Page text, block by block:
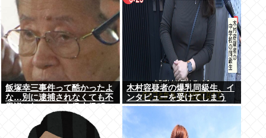
飯塚幸三事件って酷かったよ
な…別に逮捕されなくても不
れまくってさ
木村容疑者の爆乳同級生、イ
ンタビューを受けてしまう
www